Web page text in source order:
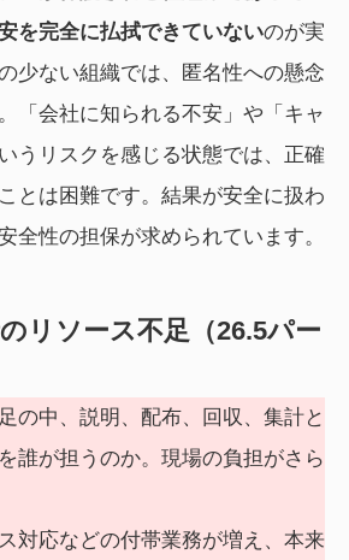
を完全に払拭できていないのが実
少ない組織では、匿名性への懸念
「会社に知られる不安」や「キャ
うリスクを感じる状態では、正確
とは困難です。結果が安全に扱わ
全性の担保が求められています。
リソース不足（26.5パー
の中、説明、配布、回収、集計と
誰が担うのか。現場の負担がさら
対応などの付帯業務が増え、本来